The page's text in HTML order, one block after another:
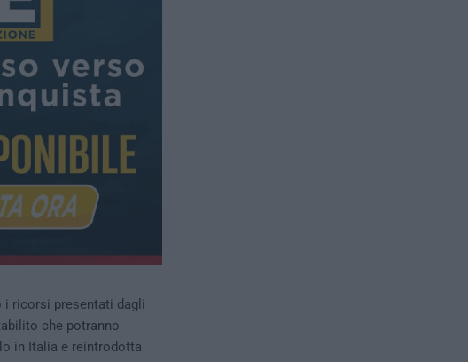
i ricorsi presentati dagli
che potranno
in Italia e reintrodotta